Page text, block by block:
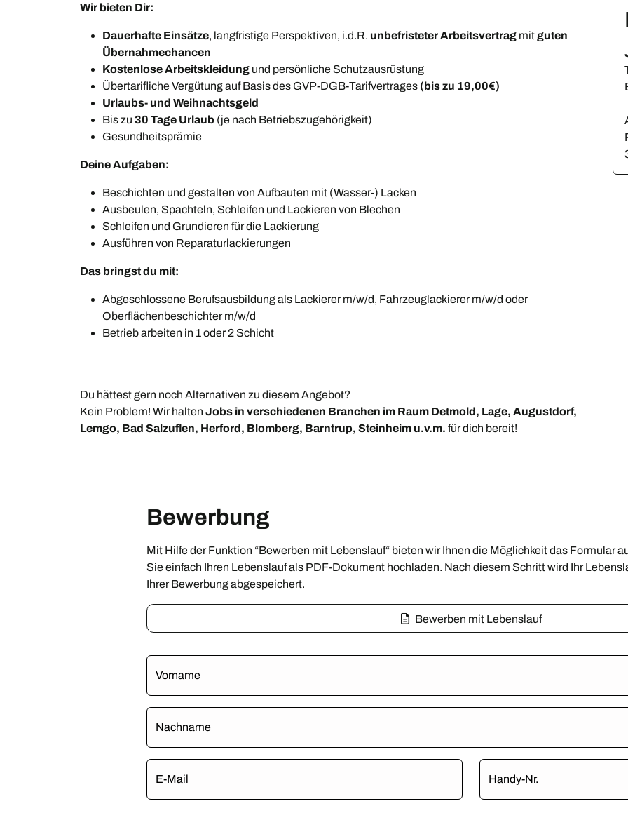
Wir bieten Dir:
Dauerhafte Einsätze, langfristige Perspektiven, i.d.R. unbefristeter Arbeitsvertrag mitguten
Übernahmechancen
Kostenlose Arbeitskleidung und persönliche Schutzausrüstung
Übertarifliche Vergütung auf Basis des GVP-DGB-Tarifvertrages (bis zu 19,00€)
Urlaubs- und Weihnachtsgeld
Bis zu 30 Tage Urlaub (je nach Betriebszugehörigkeit)
Gesundheitsprämie
Deine Aufgaben:
Beschichten und gestalten von Aufbauten mit (Wasser-) Lacken
Ausbeulen, Spachteln, Schleifen und Lackieren von Blechen
Schleifen und Grundieren für die Lackierung
Ausführen von Reparaturlackierungen
Das bringst du mit:
Abgeschlossene Berufsausbildung als Lackierer m/w/d, Fahrzeuglackierer m/w/d oder
Oberflächenbeschichter m/w/d
Betrieb arbeiten in 1 oder 2 Schicht
Du hättest gern noch Alternativen zu diesem Angebot?
Kein Problem! Wir halten Jobs in verschiedenen Branchen im Raum Detmold, Lage, Augustdorf,
Lemgo, Bad Salzuflen, Herford, Blomberg, Barntrup, Steinheim u.v.m. für dich bereit!
Bewerbung
Mit Hilfe der Funktion “Bewerben mit Lebenslauf“ bieten wir Ihnen die Möglichkeit das Formular
Sie einfach Ihren Lebenslauf als PDF-Dokument hochladen. Nach diesem Schritt wird Ihr
Ihrer Bewerbung abgespeichert.
Bewerben mit Lebenslauf
Vorname
Nachname
E-Mail Handy-Nr.